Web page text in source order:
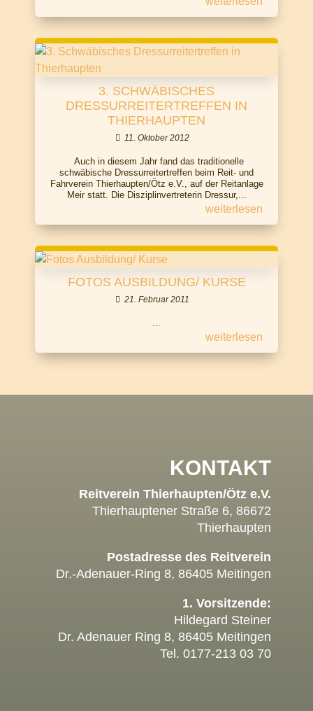
3. SCHWÄBISCHES
DRESSURREITERTREFFEN IN
THIERHAUPTEN
11. Oktober 2012
Auch in diesem Jahr fand das traditionelle
schwäbische Dressurreitertreffen beim Reit- und
Fahrverein Thierhaupten/Ötz e.V., auf der Reitanlage
Meir statt. Die Disziplinvertreterin Dressur,...
weiterlesen
FOTOS AUSBILDUNG/ KURSE
21. Februar 2011
‌‌...
weiterlesen
KONTAKT
Reitverein Thierhaupten/Ötz e.V.
Thierhauptener Straße 6, 86672
Thierhaupten
Postadresse des Reitverein
Dr.-Adenauer-Ring 8, 86405 Meitingen
1. Vorsitzende:
Hildegard Steiner
Dr. Adenauer Ring 8, 86405 Meitingen
Tel. 0177-213 03 70